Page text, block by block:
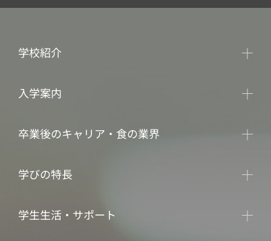
学校紹介
入学案内
卒業後のキャリア・食の業界
学びの特長
学生生活・サポート